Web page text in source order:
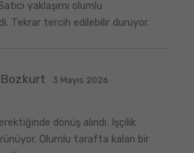
yaklaşımı olumlu
Tekrar tercih edilebilir duruyor.
Bozkurt 3 Mayıs 2026
dönüş alındı. Işçilik
Olumlu tarafta kalan bir